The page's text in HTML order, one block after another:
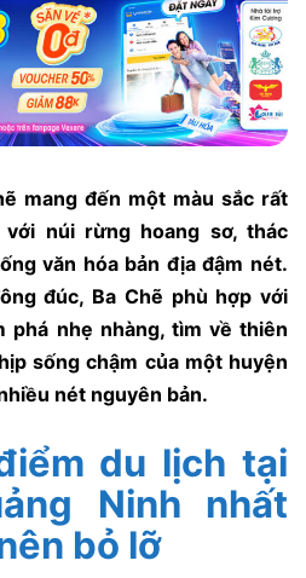
mang đến một màu sắc rất
với núi rừng hoang sơ, thác
văn hóa bản địa đậm nét.
đúc, Ba Chẽ phù hợp với
phá nhẹ nhàng, tìm về thiên
sống chậm của một huyện
nét nguyên bản.
du lịch tại
Ninh nhất
bỏ lỡ